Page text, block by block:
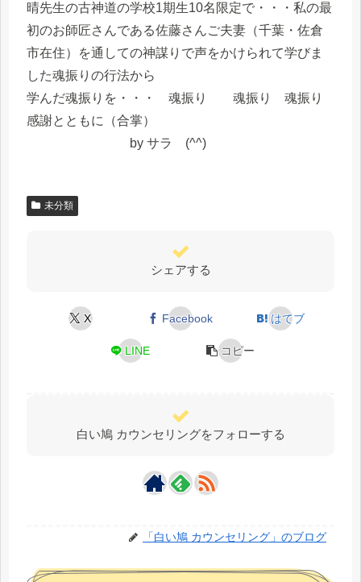
晴先生の古神道の学校1期生10名限定で・・・私の最
初のお師匠さんである佐藤さんご夫妻（千葉・佐倉
市在住）を通しての神謀りで声をかけられて学びま
した魂振りの行法から
学んだ魂振りを・・・ 魂振り 魂振り 魂振り
感謝とともに（合掌）
by サラ (^^)
未分類
シェアする
X Facebook はてブ
LINE コピー
白い鳩 カウンセリングをフォローする
「白い鳩 カウンセリング」のブログ